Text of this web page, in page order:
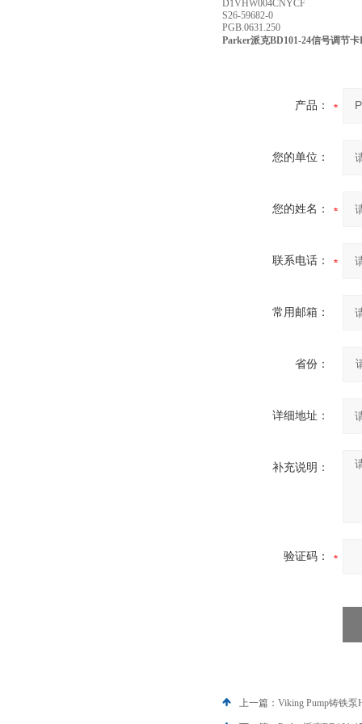
D1VHW004CNYCF
S26-59682-0
PGB.0631.250
Parker派克BD101-24信号调节
产品：
您的单位：
您的姓名：
联系电话：
常用邮箱：
省份：
详细地址：
补充说明：
验证码：
上一篇： Viking Pump铸铁泵